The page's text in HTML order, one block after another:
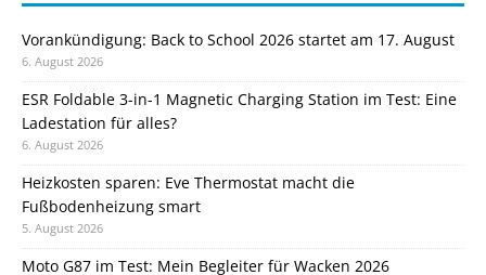
Vorankündigung: Back to School 2026 startet am 17. August
6. August 2026
ESR Foldable 3-in-1 Magnetic Charging Station im Test: Eine
Ladestation für alles?
6. August 2026
Heizkosten sparen: Eve Thermostat macht die
Fußbodenheizung smart
5. August 2026
Moto G87 im Test: Mein Begleiter für Wacken 2026